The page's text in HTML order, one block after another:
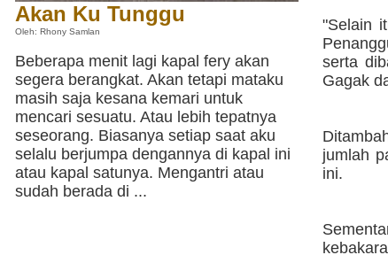
Akan Ku Tunggu
Oleh: Rhony Samlan
Beberapa menit lagi kapal fery akan
segera berangkat. Akan tetapi mataku
masih saja kesana kemari untuk
mencari sesuatu. Atau lebih tepatnya
seseorang. Biasanya setiap saat aku
selalu berjumpa dengannya di kapal ini
atau kapal satunya. Mengantri atau
sudah berada di ...
"Selain
serta
Gagak
jumlah
ini.